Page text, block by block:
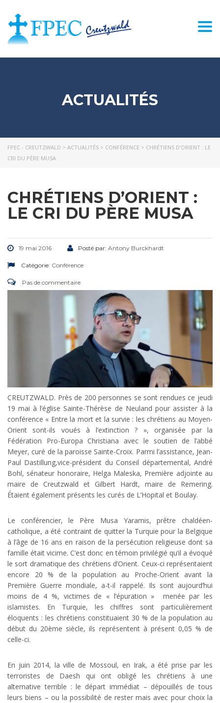
ACTUALITÉS
FPEC - CREUTZWALD > ACTUALITÉS > CONFÉRENCE > CHRÉTIENS D’ORIENT : LE
CRI DU PÈRE MUSA
CHRÉTIENS D’ORIENT :
LE CRI DU PÈRE MUSA
19 mai 2016 Posté par: Antony Burckhardt
Catégorie: Conférence
Pas de commentaire
CREUTZWALD. Près de 200 personnes se sont rendues ce jeudi
19 mai à l’église Sainte-Thérèse de Neuland pour assister à la
conférence « Entre la mort et la survie : les chrétiens au Moyen-
Orient sont-ils voués à l’extinction ? », organisée par la
Fédération Pro-Europa Christiana avec le soutien de l’abbé
Meyer, curé de la paroisse Sainte-Croix. Parmi l’assistance, Jean-
Paul Dastillung,vice-président du Conseil départemental, André
Bohl, sénateur honoraire, Helga Maleska, Première adjointe au
maire de Creutzwald et Gilbert Hardt, maire de Remering.
Étaient également présents les curés de L’Hopital et Boulay.
Le conférencier, le Père Musa Yaramis, prêtre chaldéen-
catholique, a été contraint de quitter la Turquie pour la Belgique
à l’âge de 16 ans en raison de la persécution religieuse dont sa
famille était vicime. C’est donc en témoin privilégié qu’il a évoqué
le sort dramatique des chrétiens d’Orient. Ceux-ci représentaient
encore 20 % de la population au Proche-Orient avant la
Première Guerre mondiale, a-t-il rappelé. Ils sont aujourd’hui
moins de 4 %, victimes de « l’épuration » menée par les
islamistes. En Turquie, les chiffres sont particulièrement
éloquents : les chrétiens constituaient 30 % de la population au
début du 20ème siècle, ils représentent à présent 0,05 % de
celle-ci.
En juin 2014, la ville de Mossoul, en Irak, a été prise par les
terroristes de Daesh qui ont obligé les chrétiens à une
alternative terrible : le départ immédiat – dépouillés de tous
leurs biens – ou la possibilité de rester mais avec pour choix la